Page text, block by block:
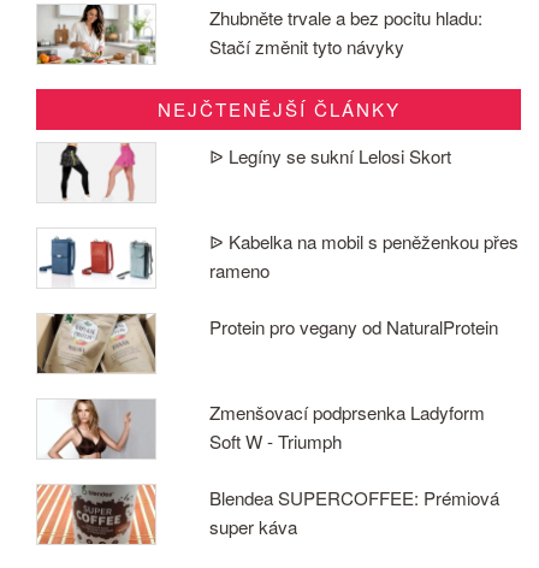
Zhubněte trvale a bez pocitu hladu:
Stačí změnit tyto návyky
NEJČTENĚJŠÍ ČLÁNKY
ᐉ Legíny se sukní Lelosi Skort
ᐉ Kabelka na mobil s peněženkou přes
rameno
Protein pro vegany od NaturalProtein
Zmenšovací podprsenka Ladyform
Soft W - Triumph
Blendea SUPERCOFFEE: Prémiová
super káva